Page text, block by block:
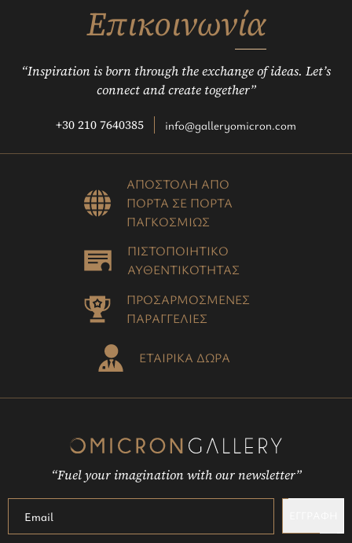
Επικοινωνία
“Inspiration is born through the exchange of ideas. Let’s
connect and create together”
+30 210 7640385 info@galleryomicron.com
ΑΠΟΣΤΟΛΗ ΑΠΟ
ΠΟΡΤΑ ΣΕ ΠΟΡΤΑ
ΠΑΓΚΟΣΜΙΩΣ
ΠΙΣΤΟΠΟΙΗΤΙΚΟ
ΑΥΘΕΝΤΙΚΟΤΗΤΑΣ
ΠΡΟΣΑΡΜΟΣΜΕΝΕΣ
ΠΑΡΑΓΓΕΛΙΕΣ
ΕΤΑΙΡΙΚΑ ΔΩΡΑ
“Fuel your imagination with our newsletter”